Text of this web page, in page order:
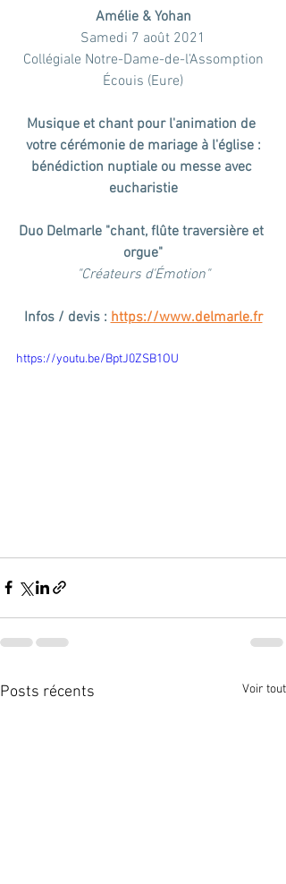
Amélie & Yohan
Samedi 7 août 2021
Collégiale Notre-Dame-de-l'Assomption
Écouis (Eure)
Musique et chant pour l'animation de
votre cérémonie de mariage à l'église :
bénédiction nuptiale ou messe avec
eucharistie
Duo Delmarle "chant, flûte traversière et
orgue"
"Créateurs d'Émotion"
Infos / devis : https://www.delmarle.fr
https://youtu.be/BptJ0ZSB1OU
Posts récents Voir tout